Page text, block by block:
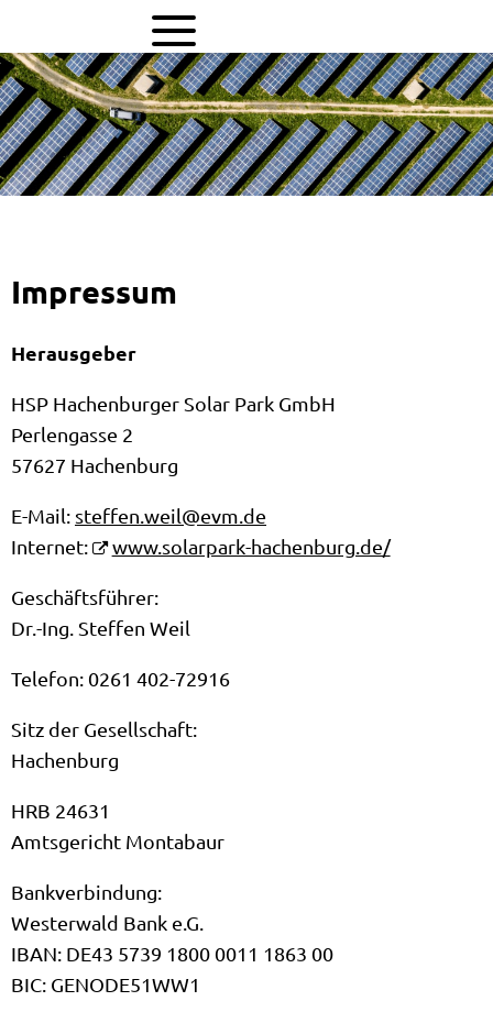
Impressum
Herausgeber
HSP Hachenburger Solar Park GmbH
Perlengasse 2
57627 Hachenburg
E-Mail: steffen.weil@evm.de
Internet:
www.solarpark-hachenburg.de/
Geschäftsführer:
Dr.-Ing. Steffen Weil
Telefon: 0261 402-72916
Sitz der Gesellschaft:
Hachenburg
HRB 24631
Amtsgericht Montabaur
Bankverbindung:
Westerwald Bank e.G.
IBAN: DE43 5739 1800 0011 1863 00
BIC: GENODE51WW1